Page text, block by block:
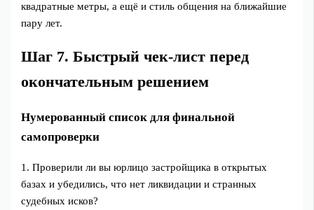
квадратные метры, а ещё и стиль общения на ближайшие
пару лет.
Шаг 7. Быстрый чек‑лист перед
окончательным решением
Нумерованный список для финальной
самопроверки
1. Проверили ли вы юрлицо застройщика в открытых
базах и убедились, что нет ликвидации и странных
судебных исков?